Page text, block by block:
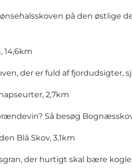
på den østlige
14,6km
der er fuld af fjordudsigter,
2,7km
Så besøg
Blå Skov, 3,1km
der hurtigt skal bære